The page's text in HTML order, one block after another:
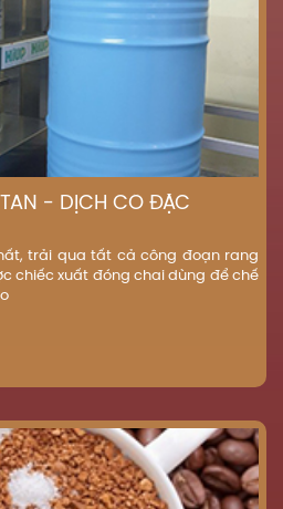
TAN - DỊCH CÔ ĐẶC
trải qua tất cả công đoạn rang
chiếc xuất đóng chai dùng để chế